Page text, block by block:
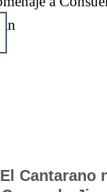
El Cantarano